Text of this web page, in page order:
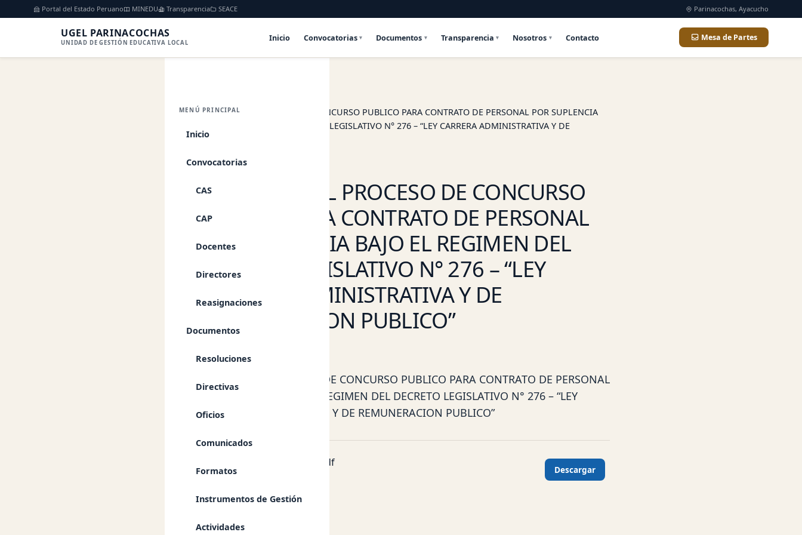
Portal del Estado Peruano MINEDU Transparencia SEACE Parinacochas, Ayacucho
UGEL PARINACOCHAS
UNIDAD DE GESTIÓN EDUCATIVA LOCAL Inicio Convocatorias Documentos Transparencia Nosotros Contacto Mesa de Partes
MENÚ PRINCIPAL
Inicio
Convocatorias
CAS
CAP
Docentes
Directores
Reasignaciones
Documentos
Resoluciones
Directivas
Oficios
Comunicados
Formatos
Instrumentos de Gestión
Actividades
BASES PARA EL PROCESO DE CONCURSO PUBLICO PARA CONTRATO DE PERSONAL POR SUPLENCIA
BAJO EL REGIMEN DEL DECRETO LEGISLATIVO N° 276 – “LEY CARRERA ADMINISTRATIVA Y DE
REMUNERACION PUBLICO”
CAP
BASES PARA EL PROCESO DE CONCURSO
PUBLICO PARA CONTRATO DE PERSONAL
POR SUPLENCIA BAJO EL REGIMEN DEL
DECRETO LEGISLATIVO N° 276 – “LEY
CARRERA ADMINISTRATIVA Y DE
REMUNERACION PUBLICO”
BASES PARA EL PROCESO DE CONCURSO PUBLICO PARA CONTRATO DE PERSONAL
POR SUPLENCIA BAJO EL REGIMEN DEL DECRETO LEGISLATIVO N° 276 – “LEY
CARRERA ADMINISTRATIVA Y DE REMUNERACION PUBLICO”
PDF
Convocatoria-Esp.-Rac.pdf
PDF
Descargar
← Volver a Convocatorias